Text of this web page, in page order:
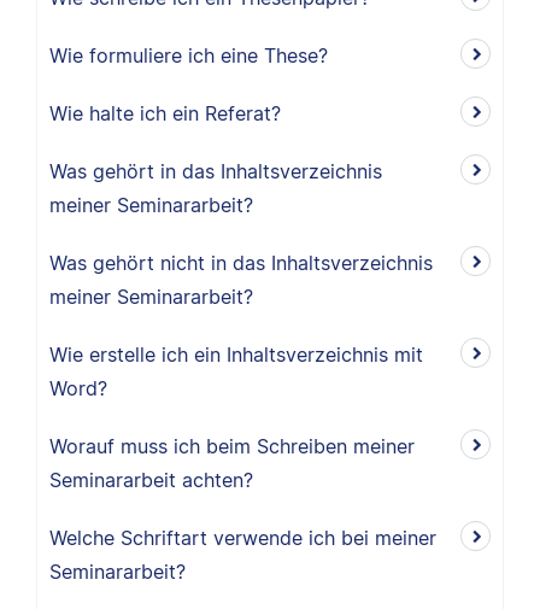
Wie formuliere ich eine These?
Wie halte ich ein Referat?
Was gehört in das Inhaltsverzeichnis
meiner Seminararbeit?
Was gehört nicht in das Inhaltsverzeichnis
meiner Seminararbeit?
Wie erstelle ich ein Inhaltsverzeichnis mit
Word?
Worauf muss ich beim Schreiben meiner
Seminararbeit achten?
Welche Schriftart verwende ich bei meiner
Seminararbeit?